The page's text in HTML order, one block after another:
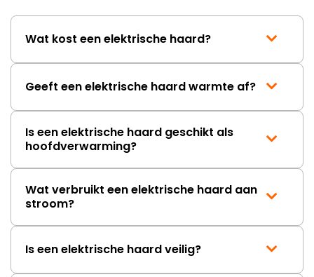
Wat kost een elektrische haard?
Geeft een elektrische haard warmte af?
Is een elektrische haard geschikt als
hoofdverwarming?
Wat verbruikt een elektrische haard aan
stroom?
Is een elektrische haard veilig?